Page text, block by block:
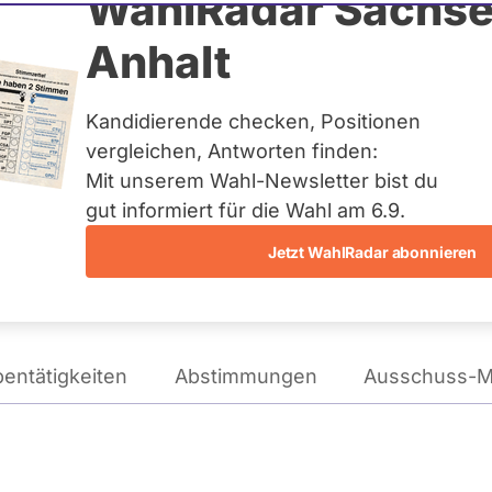
Anhalt
Kandidierende checken, Positionen
vergleichen, Antworten finden:
Mit unserem Wahl-Newsletter bist du
gut informiert für die Wahl am 6.9.
Jetzt WahlRadar abonnieren
Landesliste Bayern
Wie tickt Ates Gürpinar?
Abstimmungen Ausschuss-